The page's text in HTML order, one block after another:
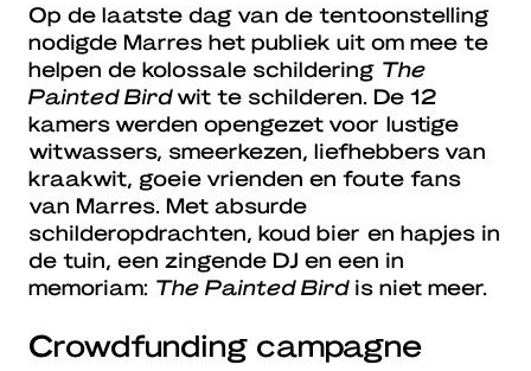
Op de laatste dag van de tentoonstelling
nodigde Marres het publiek uit om mee te
helpen de kolossale schildering The
Painted Birdwit te schilderen. De 12
kamers werden opengezet voor lustige
witwassers, smeerkezen, liefhebbers van
kraakwit, goeie vrienden en foute fans
van Marres. Met absurde
schilderopdrachten, koud bier en hapjes in
de tuin, een zingende DJ en een in
memoriam: The Painted Birdis niet meer.
Crowdfunding campagne